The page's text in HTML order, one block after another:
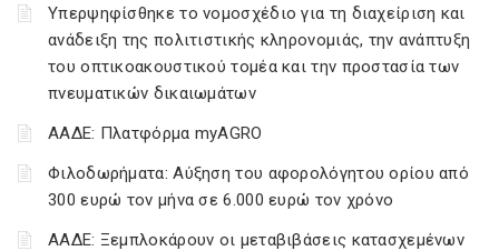
Υπερψηφίσθηκε το νομοσχέδιο για τη διαχείριση και
ανάδειξη της πολιτιστικής κληρονομιάς, την ανάπτυξη
του οπτικοακουστικού τομέα και την προστασία των
πνευματικών δικαιωμάτων
ΑΑΔΕ: Πλατφόρμα myAGRO
Φιλοδωρήματα: Αύξηση του αφορολόγητου ορίου από
300 ευρώ τον μήνα σε 6.000 ευρώ τον χρόνο
ΑΑΔΕ: Ξεμπλοκάρουν οι μεταβιβάσεις κατασχεμένων